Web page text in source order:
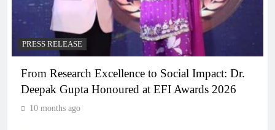
PRESS RELEASE
From Research Excellence to Social Impact: Dr.
Deepak Gupta Honoured at EFI Awards 2026
10 months ago